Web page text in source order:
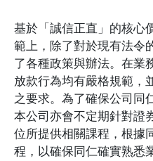
基於「誠信正直」的核心
範上，除了對於現有法令
了各種政策與辦法。在業
放款行為均有嚴格規範，
之要求。為了確保公司同
本公司亦會不定期針對證
位所提供相關課程，根據
程，以確保同仁確實熟悉